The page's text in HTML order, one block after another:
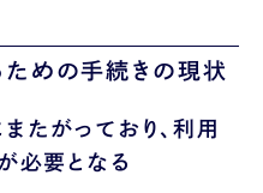
めの手続きの現状
たがっており、利用
必要となる